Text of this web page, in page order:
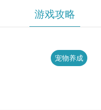
游戏攻略
宠物养成